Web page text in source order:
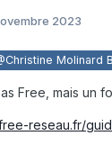
2023
Molinard
Free, mais un
reseau.fr/